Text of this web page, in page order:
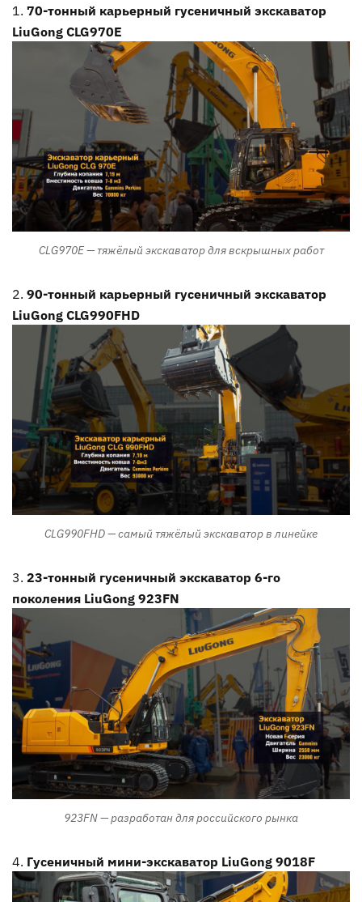
70-тонный карьерный гусеничный экскаватор
LiuGong CLG970E
CLG970E — тяжёлый экскаватор для вскрышных работ
90-тонный карьерный гусеничный экскаватор
LiuGong CLG990FHD
CLG990FHD — самый тяжёлый экскаватор в линейке
23-тонный гусеничный экскаватор 6-го
поколения LiuGong 923FN
923FN — разработан для российского рынка
Гусеничный мини-экскаватор LiuGong 9018F